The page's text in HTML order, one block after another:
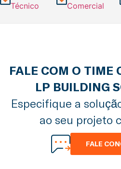
Técnico
Comercial
FALE COM O TIME
LP BUILDING
Especifique a
ao seu projeto
FALE